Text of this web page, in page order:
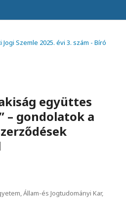
Jogi Szemle 2025. évi 3. szám - Bíró
együttes
– gondolatok a
Állam-és Jogtudományi Kar,